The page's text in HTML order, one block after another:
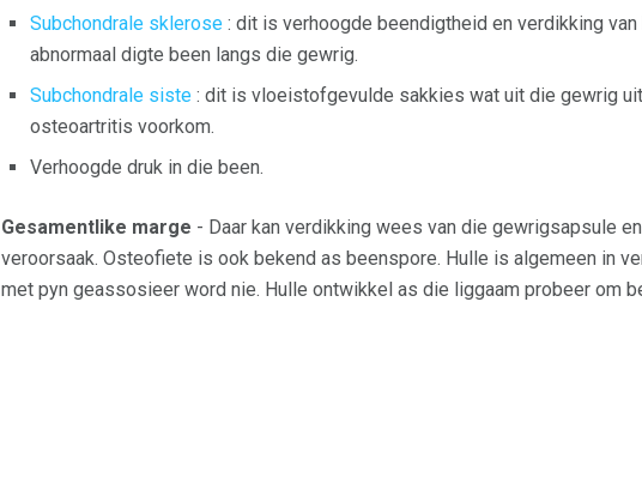
Subchondrale sklerose : dit is verhoogde beendigtheid en verdikking
abnormaal digte been langs die gewrig.
Subchondrale siste : dit is vloeistofgevulde sakkies wat uit die gewrig
osteoartritis voorkom.
Verhoogde druk in die been.
Gesamentlike marge - Daar kan verdikking wees van die gewrigsapsule
veroorsaak. Osteofiete is ook bekend as beenspore. Hulle is algemeen in
met pyn geassosieer word nie. Hulle ontwikkel as die liggaam probeer om